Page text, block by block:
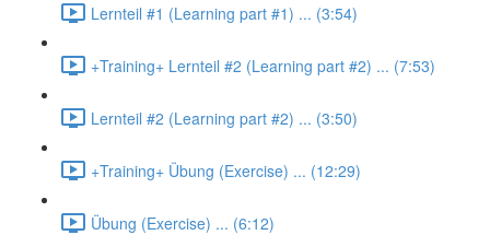
Lernteil #1 (Learning part #1) ... (3:54)
+Training+ Lernteil #2 (Learning part #2) ... (7:53)
Lernteil #2 (Learning part #2) ... (3:50)
+Training+ Übung (Exercise) ... (12:29)
Übung (Exercise) ... (6:12)